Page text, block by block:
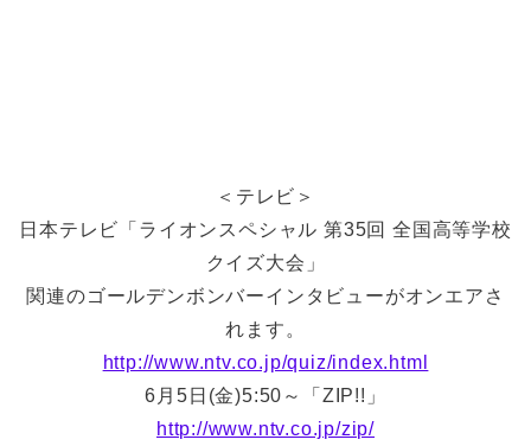
＜テレビ＞
日本テレビ「ライオンスペシャル 第35回 全国高等学校
クイズ大会」
関連のゴールデンボンバーインタビューがオンエアさ
れます。
http://www.ntv.co.jp/quiz/index.html
6月5日(金)5:50～「ZIP!!」
http://www.ntv.co.jp/zip/